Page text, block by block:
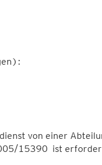
von einer
15390 ist